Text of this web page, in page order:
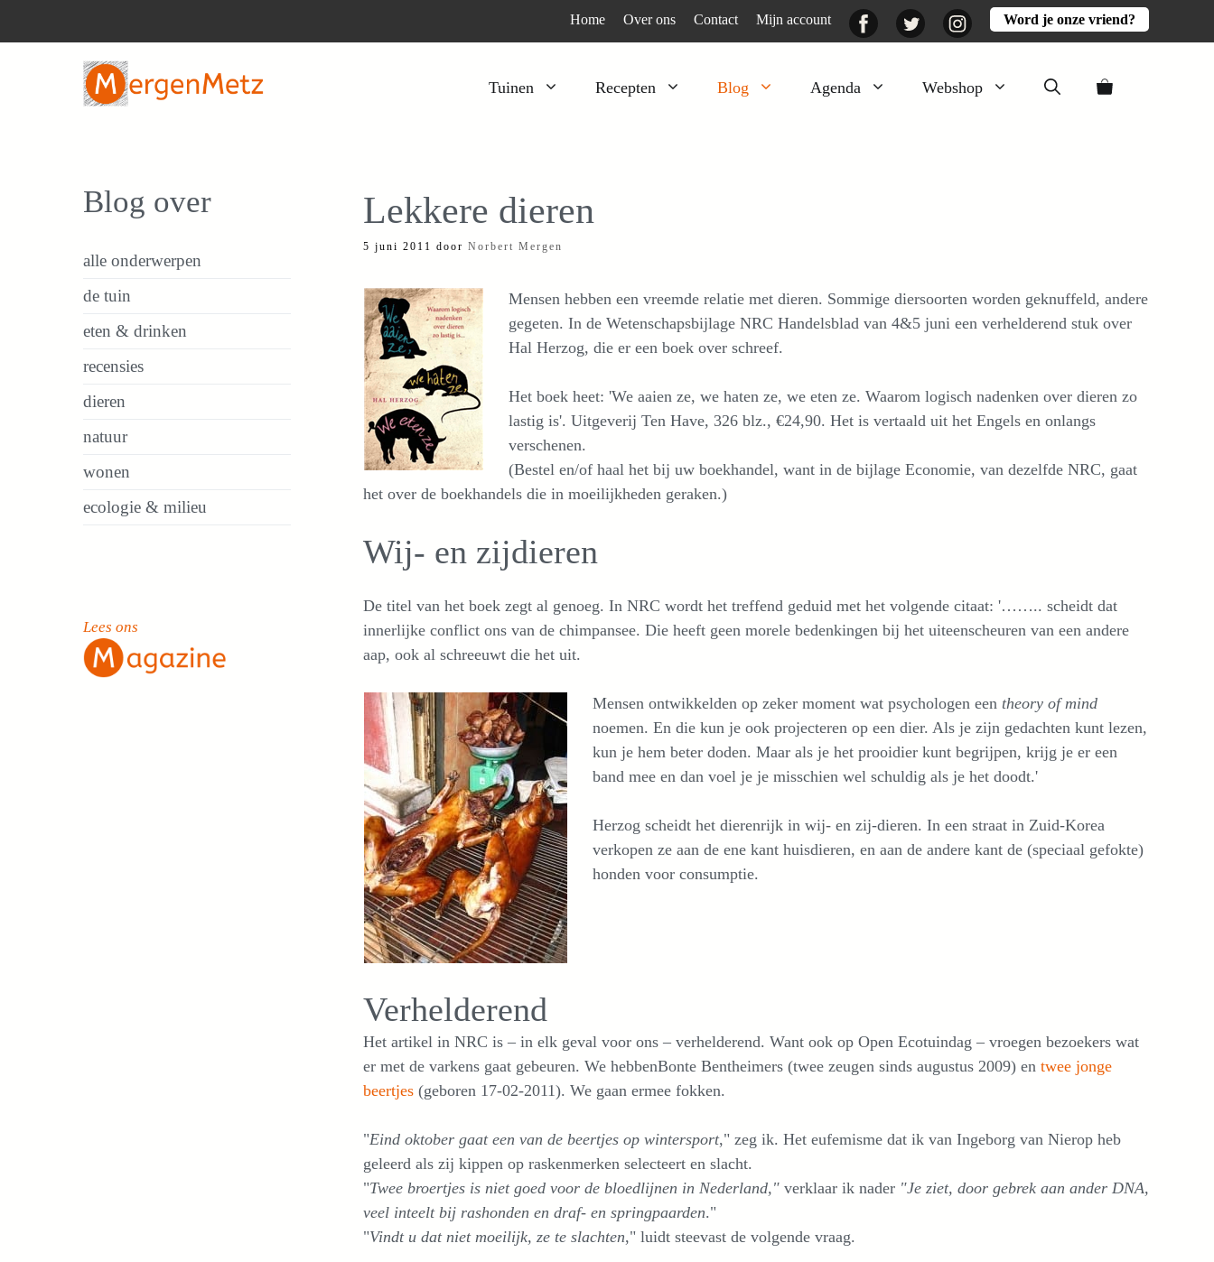
Home Over ons Contact Mijn account FacebookTwitter InstagramWord je onze vriend?
Tuinen Recepten Blog Agenda Webshop
Kruiden
Moestuin
Voedselbos Wortelgroenten
Bladgroenten
Lekker
Lekkere dieren
5 juni 2011 door Norbert Mergen
Mensen hebben een vreemde relatie met dieren. Sommige diersoorten worden geknuffeld, andere
gegeten. In de Wetenschapsbijlage NRC Handelsblad van 4&5 juni een verhelderend stuk over
Hal Herzog, die er een boek over schreef.
Het boek heet: 'We aaien ze, we haten ze, we eten ze. Waarom logisch nadenken over dieren zo
lastig is'. Uitgeverij Ten Have, 326 blz., €24,90. Het is vertaald uit het Engels en onlangs
verschenen.
(Bestel en/of haal het bij uw boekhandel, want in de bijlage Economie, van dezelfde NRC, gaat
het over de boekhandels die in moeilijkheden geraken.)
Wij- en zijdieren
De titel van het boek zegt al genoeg. In NRC wordt het treffend geduid met het volgende citaat: '…….. scheidt dat
innerlijke conflict ons van de chimpansee. Die heeft geen morele bedenkingen bij het uiteenscheuren van een andere
aap, ook al schreeuwt die het uit.
Mensen ontwikkelden op zeker moment wat psychologen een theory of mind
noemen. En die kun je ook projecteren op een dier. Als je zijn gedachten kunt lezen,
kun je hem beter doden. Maar als je het prooidier kunt begrijpen, krijg je er een
band mee en dan voel je je misschien wel schuldig als je het doodt.'
Herzog scheidt het dierenrijk in wij- en zij-dieren. In een straat in Zuid-Korea
verkopen ze aan de ene kant huisdieren, en aan de andere kant de (speciaal gefokte)
honden voor consumptie.
Verhelderend
Het artikel in NRC is – in elk geval voor ons – verhelderend. Want ook op Open Ecotuindag – vroegen bezoekers wat
er met de varkens gaat gebeuren. We hebbenBonte Bentheimers (twee zeugen sinds augustus 2009) en twee jonge
beertjes (geboren 17-02-2011). We gaan ermee fokken.
"Eind oktober gaat een van de beertjes op wintersport," zeg ik. Het eufemisme dat ik van Ingeborg van Nierop heb
geleerd als zij kippen op raskenmerken selecteert en slacht.
"Twee broertjes is niet goed voor de bloedlijnen in Nederland," verklaar ik nader "Je ziet, door gebrek aan ander DNA,
veel inteelt bij rashonden en draf- en springpaarden."
"Vindt u dat niet moeilijk, ze te slachten," luidt steevast de volgende vraag.
Blog over
alle onderwerpen
de tuin
eten & drinken
recensies
dieren
natuur
wonen
ecologie & milieu
Lees ons